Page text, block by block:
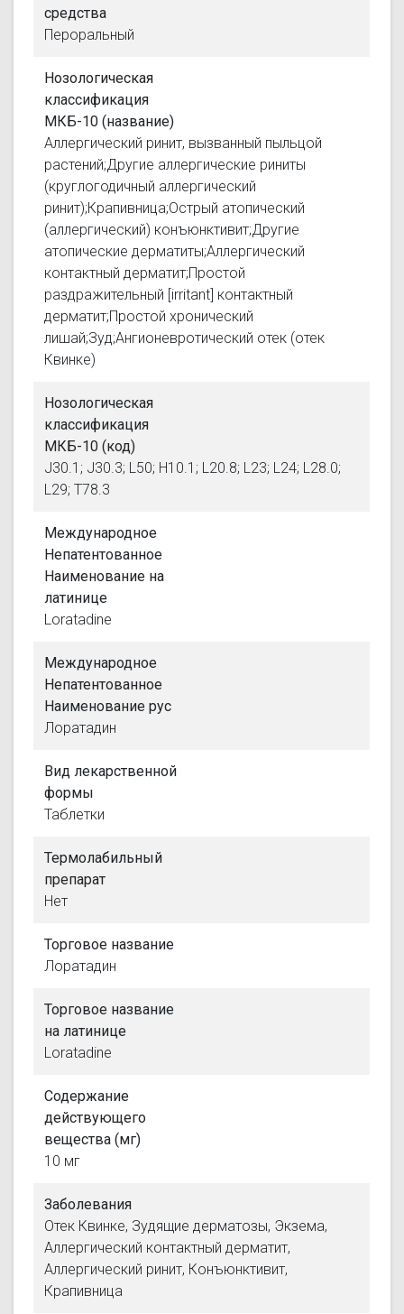
средства
Пероральный
Нозологическая
классификация
МКБ-10 (название)
Аллергический ринит, вызванный пыльцой
растений;Другие аллергические риниты
(круглогодичный аллергический
ринит);Крапивница;Острый атопический
(аллергический) конъюнктивит;Другие
атопические дерматиты;Аллергический
контактный дерматит;Простой
раздражительный [irritant] контактный
дерматит;Простой хронический
лишай;Зуд;Ангионевротический отек (отек
Квинке)
Нозологическая
классификация
МКБ-10 (код)
J30.1; J30.3; L50; H10.1; L20.8; L23; L24; L28.0;
L29; T78.3
Международное
Непатентованное
Наименование на
латинице
Loratadine
Международное
Непатентованное
Наименование рус
Лоратадин
Вид лекарственной
формы
Таблетки
Термолабильный
препарат
Нет
Торговое название
Лоратадин
Торговое название
на латинице
Loratadine
Содержание
действующего
вещества (мг)
10 мг
Заболевания
Отек Квинке, Зудящие дерматозы, Экзема,
Аллергический контактный дерматит,
Аллергический ринит, Конъюнктивит,
Крапивница